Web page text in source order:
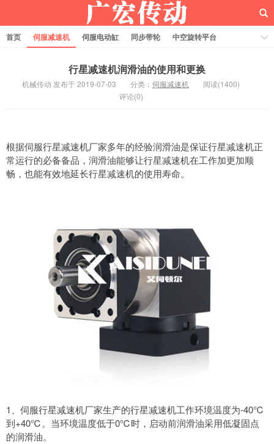
首页 伺服减速机 伺服电动缸 同步带轮
中空旋转平台
行星减速机润滑油的使用和更换
机械传动 发布于 2019-07-03 分类： 伺服减速机
阅读(1400)
评论(0)
根据伺服行星减速机厂家多年的经验润滑油是保证行星减速机正
常运行的必备备品，润滑油能够让行星减速机在工作加更加顺
畅，也能有效地延长行星减速机的使用寿命。
1、伺服行星减速机厂家生产的行星减速机工作环境温度为-40℃
到+40℃。当环境温度低于0℃时，启动前润滑油采用低凝固点
的润滑油。